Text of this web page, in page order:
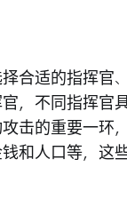
合适的指挥官
，不同指挥官
击的重要一环
和人口等，这